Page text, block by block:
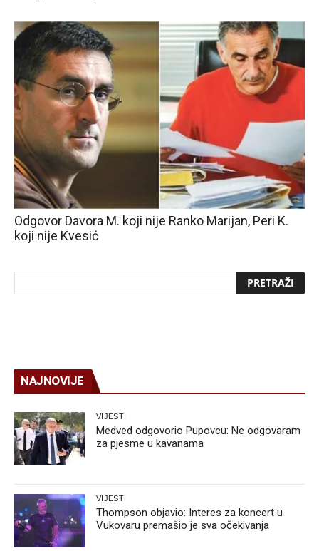
Odgovor Davora M. koji nije Ranko Marijan, Peri K.
koji nije Kvesić
NAJNOVIJE
VIJESTI
Medved odgovorio Pupovcu: Ne odgovaram
za pjesme u kavanama
VIJESTI
Thompson objavio: Interes za koncert u
Vukovaru premašio je sva očekivanja